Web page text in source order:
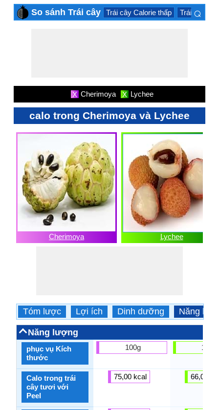
So sánh Trái cây Trái cây Calorie thấp Trái cây
⌕
X Cherimoya X Lychee
calo trong Cherimoya và Lychee
Cherimoya Lychee
Tóm lược Lợi ích Dinh dưỡng Năng
Năng lượng
phục vụ Kích
thước
Calo trong trái
cây tươi với
Peel
100g
75,00 kcal
100g
66,00